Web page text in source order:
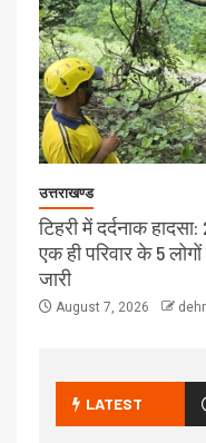
उत्तराखण्ड
टिहरी में दर्दनाक
एक ही परिवार के 5
जारी
August 7, 2026
LATEST